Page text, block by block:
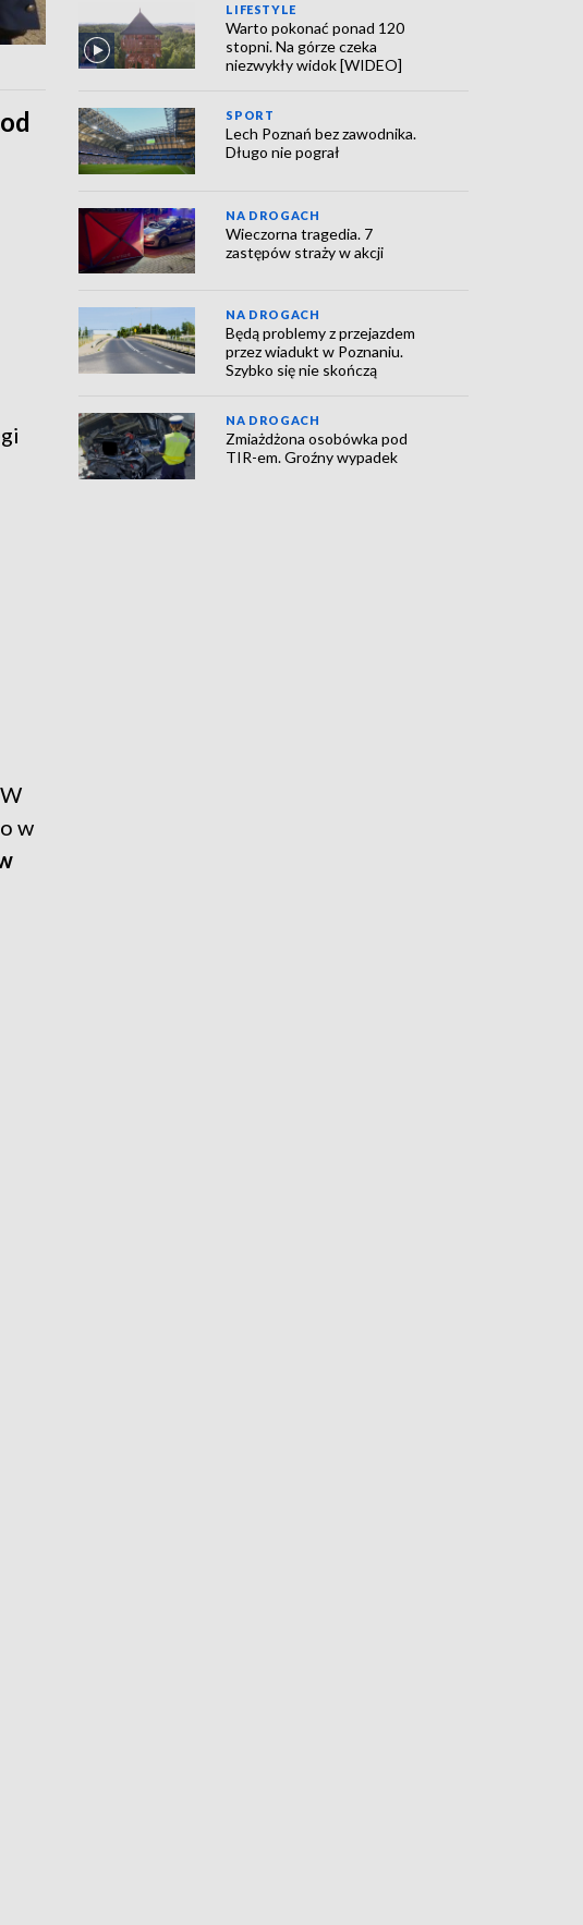
w
LIFESTYLE
Warto pokonać ponad 120
stopni. Na górze czeka
niezwykły widok [WIDEO]
SPORT
Lech Poznań bez zawodnika.
Długo nie pograł
NA DROGACH
Wieczorna tragedia. 7
zastępów straży w akcji
NA DROGACH
Będą problemy z przejazdem
przez wiadukt w Poznaniu.
Szybko się nie skończą
NA DROGACH
Zmiażdżona osobówka pod
TIR-em. Groźny wypadek